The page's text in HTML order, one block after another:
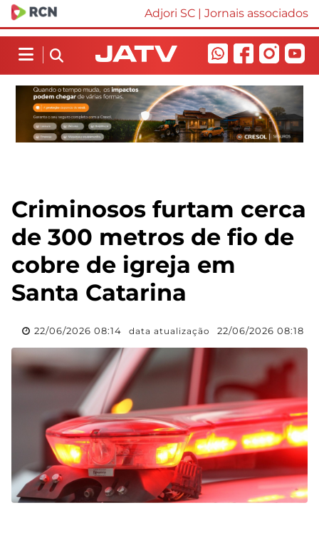
Adjori SC | Jornais associados
Criminosos furtam cerca
de 300 metros de fio de
cobre de igreja em
Santa Catarina
22/06/2026 08:14 data atualização 22/06/2026 08:18